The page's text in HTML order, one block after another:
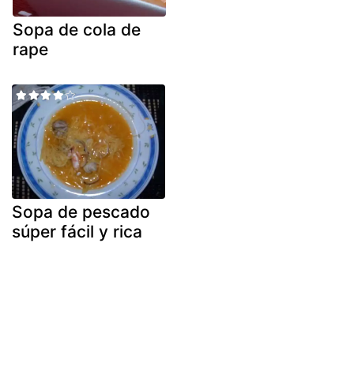
Sopa de cola de
rape
Sopa de pescado
súper fácil y rica